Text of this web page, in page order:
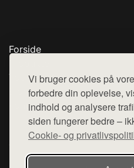
Vi bruger cookies på
forbedre din oplevelse,
indhold og analysere
siden fungerer bedre –
Cookie- og
Forside
Top Rabatter
Blog
Kontakt